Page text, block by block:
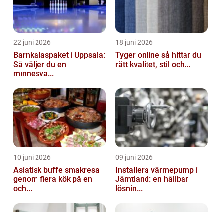
22 juni 2026
Barnkalaspaket i Uppsala:
Så väljer du en
minnesvä...
18 juni 2026
Tyger online så hittar du
rätt kvalitet, stil och...
10 juni 2026
Asiatisk buffe smakresa
genom flera kök på en
och...
09 juni 2026
Installera värmepump i
Jämtland: en hållbar
lösnin...